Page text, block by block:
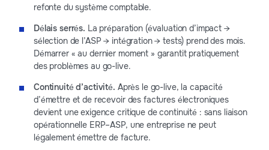
refonte du système comptable.
Délais serrés. La préparation (évaluation d’impact →
sélection de l’ASP → intégration → tests) prend des mois.
Démarrer « au dernier moment » garantit pratiquement
des problèmes au go-live.
Continuité d’activité. Après le go-live, la capacité
d’émettre et de recevoir des factures électroniques
devient une exigence critique de continuité : sans liaison
opérationnelle ERP–ASP, une entreprise ne peut
légalement émettre de facture.